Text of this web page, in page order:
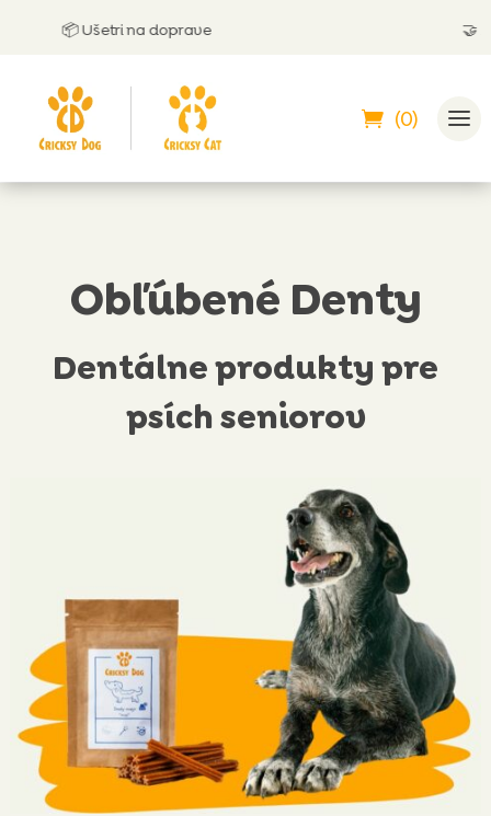
📦 Ušetri na doprave 🤝
(0)
Obľúbené Denty
Dentálne produkty pre
psích seniorov